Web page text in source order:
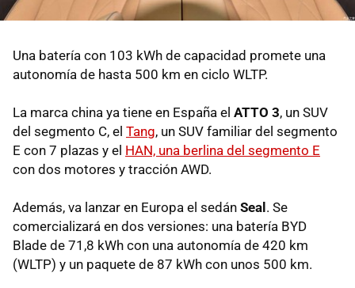
Una batería con 103 kWh de capacidad promete una
autonomía de hasta 500 km en ciclo WLTP.
La marca china ya tiene en España el ATTO 3, un SUV
del segmento C, el Tang, un SUV familiar del segmento
E con 7 plazas y el HAN, una berlina del segmento E
con dos motores y tracción AWD.
Además, va lanzar en Europa el sedán Seal. Se
comercializará en dos versiones: una batería BYD
Blade de 71,8 kWh con una autonomía de 420 km
(WLTP) y un paquete de 87 kWh con unos 500 km.